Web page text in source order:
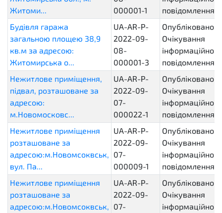
Житоми...
000001-1
повідомлення
Будівля гаража
загальною площею 38,9
кв.м за адресою:
Житомирська о...
UA-AR-P-
2022-09-
08-
000001-3
Опубліковано.
Очікування
інформаційного
повідомлення
Нежитлове приміщення,
підвал, розташоване за
адресою:
м.Новомосковс...
UA-AR-P-
2022-09-
07-
000022-1
Опубліковано.
Очікування
інформаційного
повідомлення
Нежитлове приміщення
розташоване за
адресою:м.Новомсоквськ,
вул. Па...
UA-AR-P-
2022-09-
07-
000009-1
Опубліковано.
Очікування
інформаційного
повідомлення
Нежитлове приміщення
розташоване за
адресою:м.Новомсоквськ,
UA-AR-P-
2022-09-
07-
Опубліковано.
Очікування
інформаційного